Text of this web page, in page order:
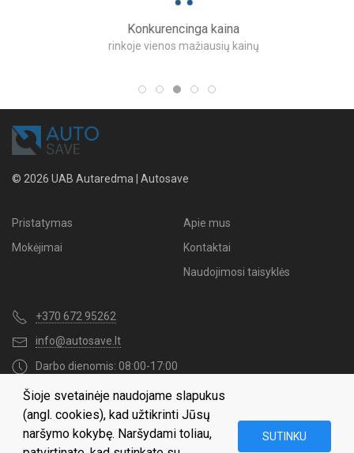
Konkurencinga kaina
rinkoje vienos mažiausių kainų
© 2026 UAB Autaredma | Autosave
Pristatymas
Mokėjimai
Apie mus
Kontaktai
Naudojimosi taisyklės
+370 672 95262
info@autosave.lt
Darbo dienomis: 08:00-17:00
Naujienų užsakymas
Šioje svetainėje naudojame slapukus
(angl. cookies), kad užtikrinti Jūsų
naršymo kokybę. Naršydami toliau,
SUTINKU